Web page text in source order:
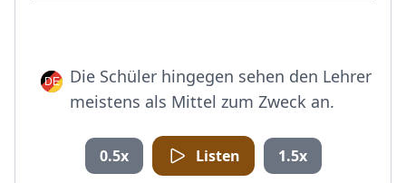
Die Schüler hingegen sehen den Lehrer
meistens als Mittel zum Zweck an.
0.5x Listen 1.5x